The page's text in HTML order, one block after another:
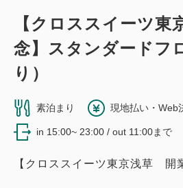
【クロススイーツ東
念】スタンダードフ
り）
素泊まり 現地払い・Web
in 15:00~ 23:00 / out 11:00まで
【クロススイーツ東京浅草 開